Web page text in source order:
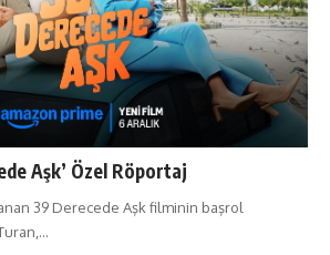
Aşk’ Özel Röportaj
39 Derecede Aşk filminin başrol